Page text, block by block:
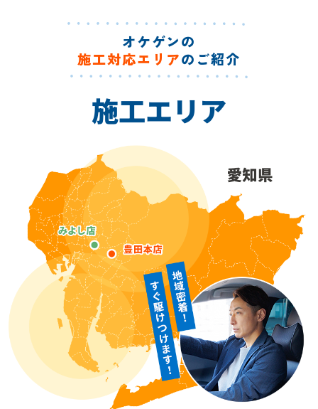
オケゲンの
施工対応エリアのご紹介
施工エリア